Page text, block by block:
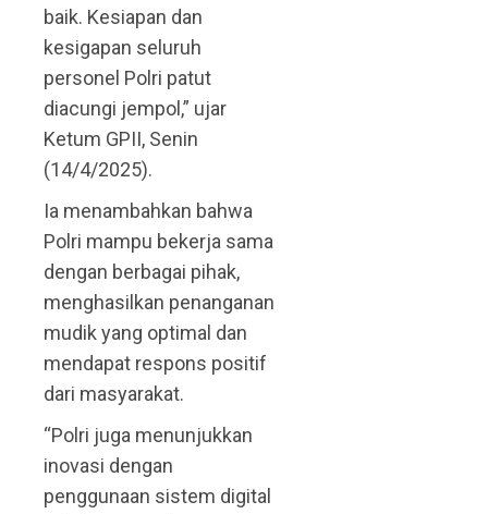
baik. Kesiapan dan
kesigapan seluruh
personel Polri patut
diacungi jempol,” ujar
Ketum GPII, Senin
(14/4/2025).
Ia menambahkan bahwa
Polri mampu bekerja sama
dengan berbagai pihak,
menghasilkan penanganan
mudik yang optimal dan
mendapat respons positif
dari masyarakat.
“Polri juga menunjukkan
inovasi dengan
penggunaan sistem digital